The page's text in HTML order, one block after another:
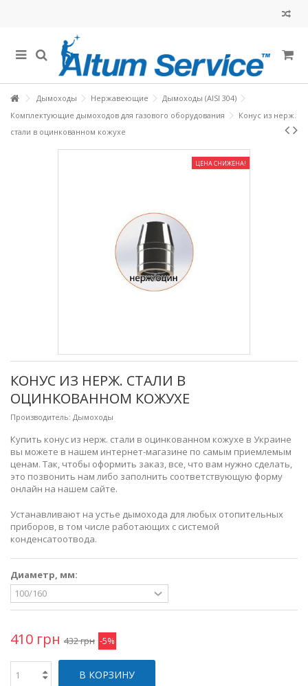
Дымоходы Нержавеющие
Дымоходы (AISI 304)
Комплектующие дымоходов для газового оборудования
Конус из нерж.
стали в оцинкованном кожухе
ЦЕНА СНИЖЕНА!
КОНУС ИЗ НЕРЖ. СТАЛИ В
ОЦИНКОВАННОМ КОЖУХЕ
Производитель: Дымоходы
Купить конус из нерж. стали в оцинкованном кожухе в Украине
вы можете в нашем интернет-магазине по самым приемлемым
ценам. Так, чтобы оформить заказ, все, что вам нужно сделать,
это позвонить нам либо заполнить соответствующую форму
онлайн на нашем сайте.
Устанавливают на устье дымохода для любых отопительных
приборов, в том числе работающих с системой
конденсатоотвода.
Диаметр, мм:
410 грн 432 грн -5%
В КОРЗИНУ